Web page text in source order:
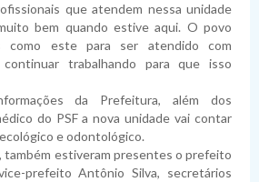
que atendem nessa unidade
bem quando estive aqui. O povo
como este para ser atendido com
trabalhando para que isso
da Prefeitura, além dos
do PSF a nova unidade vai contar
e odontológico.
também estiveram presentes o prefeito
prefeito Antônio Silva, secretários